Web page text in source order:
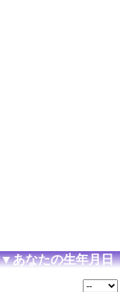
▼あなたの生年月日